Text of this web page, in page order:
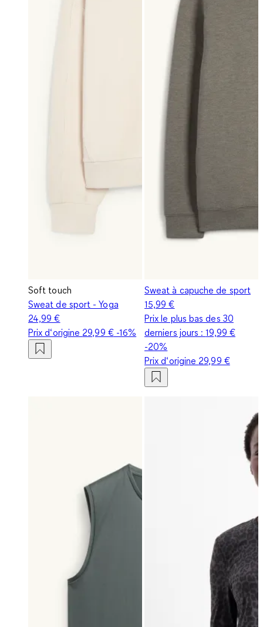
Soft touch
Sweat de sport - Yoga
24,99 €
Prix d‘origine 29,99 €-16%
Sweat à capuche de sport
15,99 €
Prix le plus bas des 30
derniers jours :19,99 €
-20%
Prix d‘origine 29,99 €